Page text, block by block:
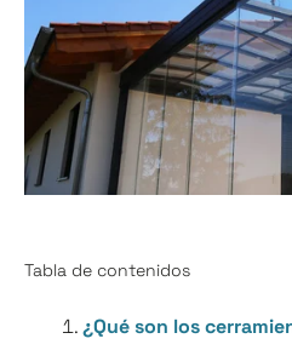
Tabla de contenidos
¿Qué son los